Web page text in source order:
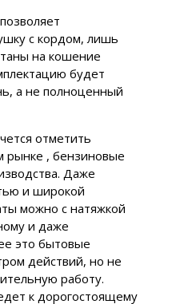
с кордом, лишь
на кошение
будет
а не полноценный
отметить
рынке , бензиновые
Даже
и широкой
можно с натяжкой
и даже
это бытовые
действий, но не
работу.
к дорогостоящему